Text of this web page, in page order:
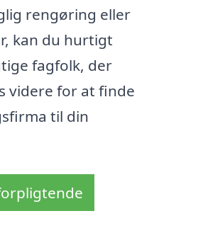
rengøring eller
kan du hurtigt
fagfolk, der
videre for at finde
til din